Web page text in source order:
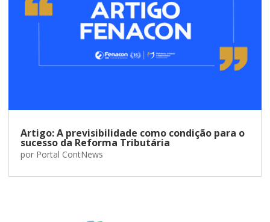
Artigo: A previsibilidade como condição para o
sucesso da Reforma Tributária
por Portal ContNews